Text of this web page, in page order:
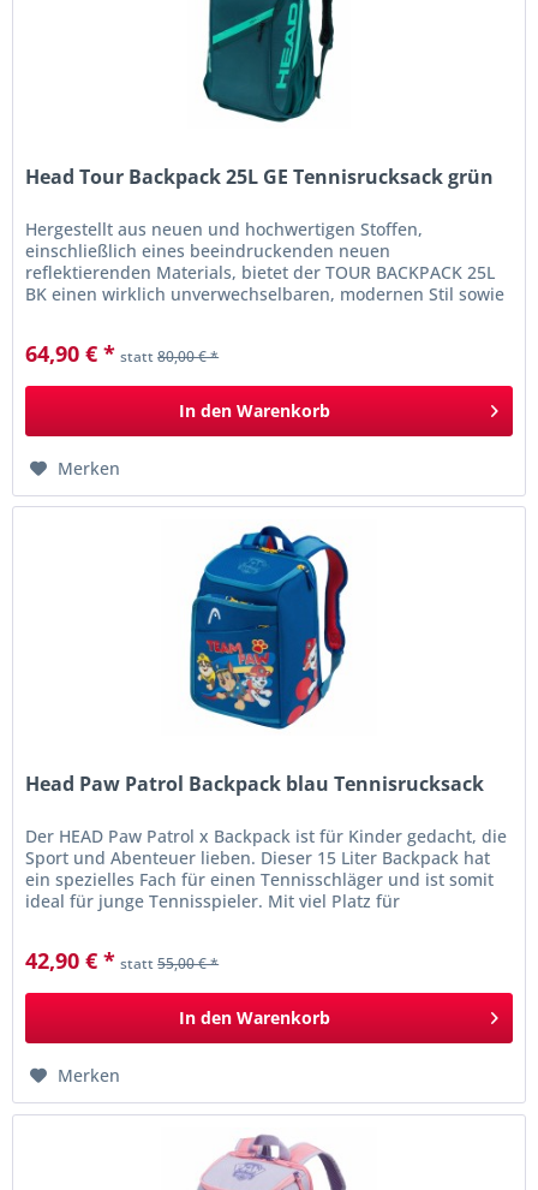
Head Tour Backpack 25L GE Tennisrucksack grün
Hergestellt aus neuen und hochwertigen Stoffen,
einschließlich eines beeindruckenden neuen
reflektierenden Materials, bietet der TOUR BACKPACK 25L
BK einen wirklich unverwechselbaren, modernen Stil sowie
64,90 € * statt80,00 € *
In den Warenkorb
Merken
Head Paw Patrol Backpack blau Tennisrucksack
Der HEAD Paw Patrol x Backpack ist für Kinder gedacht, die
Sport und Abenteuer lieben. Dieser 15 Liter Backpack hat
ein spezielles Fach für einen Tennisschläger und ist somit
ideal für junge Tennisspieler. Mit viel Platz für
42,90 € * statt55,00 € *
In den Warenkorb
Merken